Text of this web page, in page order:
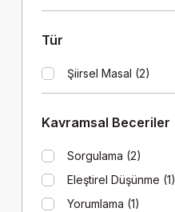
Tür
Şiirsel Masal (2)
Kavramsal Beceriler
Sorgulama (2)
Eleştirel Düşünme (1)
Yorumlama (1)